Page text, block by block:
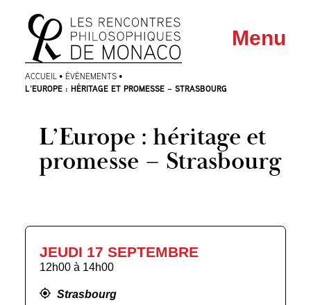
Aller
au
menu
Aller au
contenu
Menu
ACCUEIL • ÉVÈNEMENTS •
L’EUROPE : HÉRITAGE ET PROMESSE – STRASBOURG
L’Europe : héritage et
promesse – Strasbourg
JEUDI 17 SEPTEMBRE
12h00 à 14h00
Strasbourg